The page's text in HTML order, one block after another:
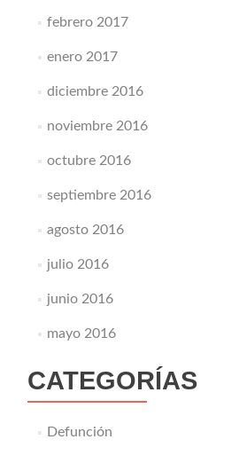
febrero 2017
enero 2017
diciembre 2016
noviembre 2016
octubre 2016
septiembre 2016
agosto 2016
julio 2016
junio 2016
mayo 2016
CATEGORÍAS
Defunción